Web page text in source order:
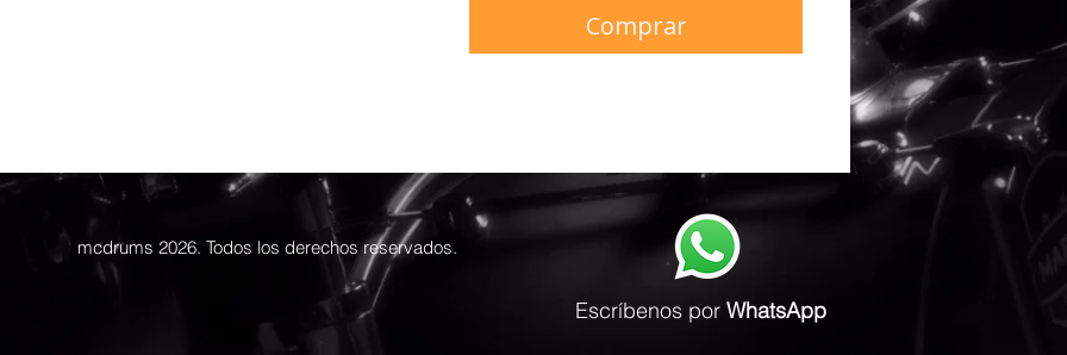
Comprar
mcdrums 2026. Todos los derechos reservados.
Escríbenos por WhatsApp